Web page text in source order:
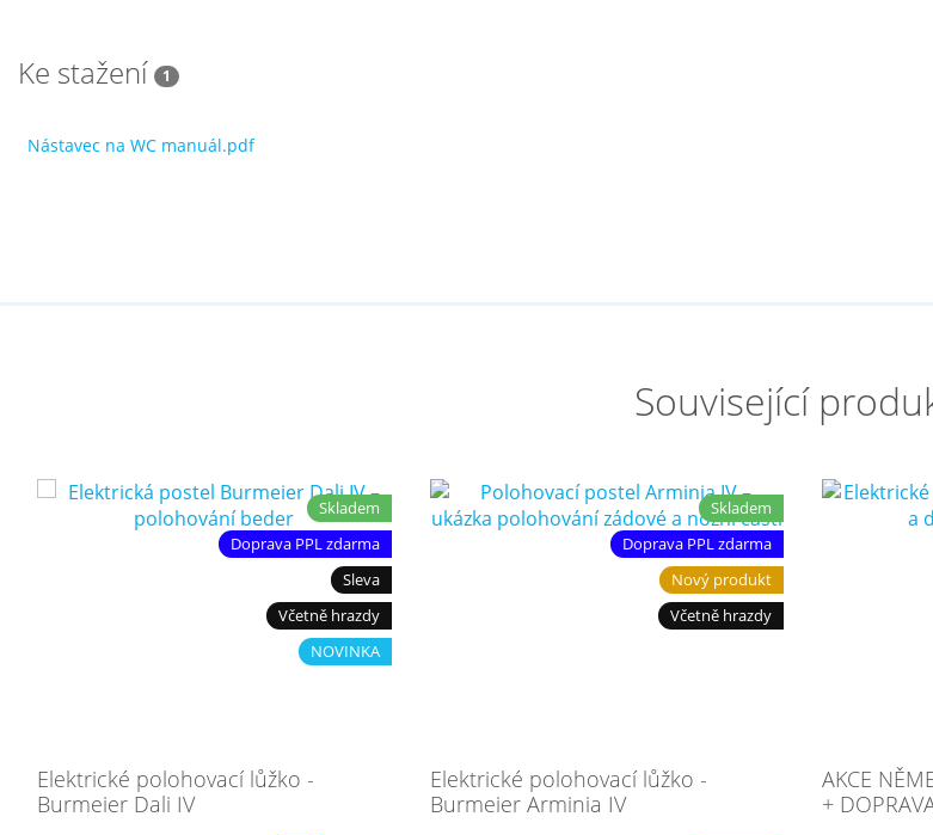
Ke stažení 1
Nástavec na WC manuál.pdf
Související
Skladem
Doprava PPL zdarma
Sleva
Včetně hrazdy
NOVINKA
Elektrické polohovací lůžko -
Burmeier Dali IV
Skladem
Doprava PPL zdarma
Nový produkt
Včetně hrazdy
Elektrické polohovací lůžko -
Burmeier Arminia IV
AKCE
+